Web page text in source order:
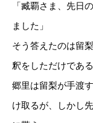
「臧覇さま、先日
ました」
そう答えたのは留
釈をしただけである
郷里は留梨が手渡
け取るが、しかし